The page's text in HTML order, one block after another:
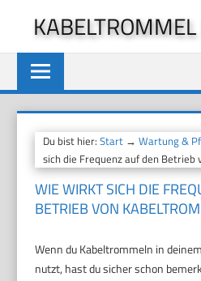
springen
Du bist hier:Start →Wartung &
sich die Frequenz auf den Betrieb
WIE WIRKT SICH DIE
BETRIEB VON
Wenn du Kabeltrommeln in
nutzt, hast du sicher schon